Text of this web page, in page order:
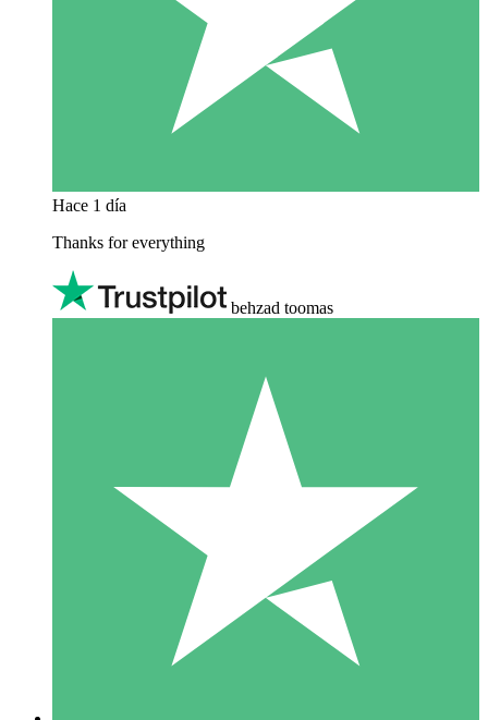
Hace 1 día
Thanks for everything
behzad toomas